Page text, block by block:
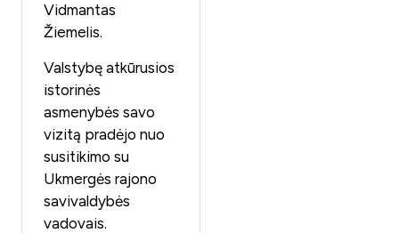
Vidmantas
Žiemelis.
Valstybę atkūrusios
istorinės
asmenybės savo
vizitą pradėjo nuo
susitikimo su
Ukmergės rajono
savivaldybės
vadovais.